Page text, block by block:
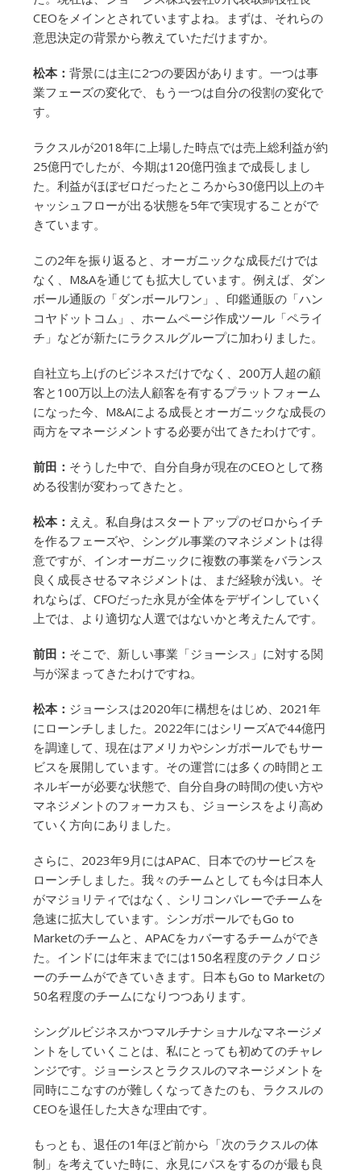
CEOをメインとされていますよね。まずは、それらの
意思決定の背景から教えていただけますか。
松本： 背景には主に2つの要因があります。一つは事
業フェーズの変化で、もう一つは自分の役割の変化で
す。
ラクスルが2018年に上場した時点では売上総利益が約
25億円でしたが、今期は120億円強まで成長しまし
た。利益がほぼゼロだったところから30億円以上のキ
ャッシュフローが出る状態を5年で実現することがで
きています。
この2年を振り返ると、オーガニックな成長だけでは
なく、M&Aを通じても拡大しています。例えば、ダン
ボール通販の「ダンボールワン」、印鑑通販の「ハン
コヤドットコム」、ホームページ作成ツール「ペライ
チ」などが新たにラクスルグループに加わりました。
自社立ち上げのビジネスだけでなく、200万人超の顧
客と100万以上の法人顧客を有するプラットフォーム
になった今、M&Aによる成長とオーガニックな成長の
両方をマネージメントする必要が出てきたわけです。
前田： そうした中で、自分自身が現在のCEOとして務
める役割が変わってきたと。
松本： ええ。私自身はスタートアップのゼロからイチ
を作るフェーズや、シングル事業のマネジメントは得
意ですが、インオーガニックに複数の事業をバランス
良く成長させるマネジメントは、まだ経験が浅い。そ
れならば、CFOだった永見が全体をデザインしていく
上では、より適切な人選ではないかと考えたんです。
前田： そこで、新しい事業「ジョーシス」に対する関
与が深まってきたわけですね。
松本： ジョーシスは2020年に構想をはじめ、2021年
にローンチしました。2022年にはシリーズAで44億円
を調達して、現在はアメリカやシンガポールでもサー
ビスを展開しています。その運営には多くの時間とエ
ネルギーが必要な状態で、自分自身の時間の使い方や
マネジメントのフォーカスも、ジョーシスをより高め
ていく方向にありました。
さらに、2023年9月にはAPAC、日本でのサービスを
ローンチしました。我々のチームとしても今は日本人
がマジョリティではなく、シリコンバレーでチームを
急速に拡大しています。シンガポールでもGo to
Marketのチームと、APACをカバーするチームができ
た。インドには年末までには150名程度のテクノロジ
ーのチームができていきます。日本もGo to Marketの
50名程度のチームになりつつあります。
シングルビジネスかつマルチナショナルなマネージメ
ントをしていくことは、私にとっても初めてのチャレ
ンジです。ジョーシスとラクスルのマネージメントを
同時にこなすのが難しくなってきたのも、ラクスルの
CEOを退任した大きな理由です。
もっとも、退任の1年ほど前から「次のラクスルの体
制」を考えていた時に、永見にパスをするのが最も良